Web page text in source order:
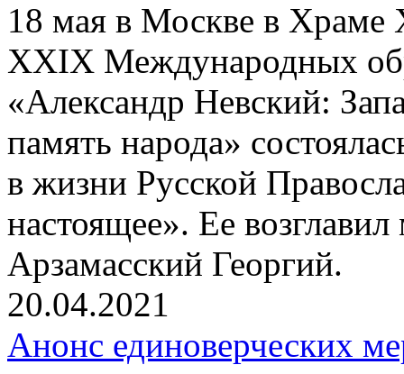
18 мая в Москве в Храме
ХХIХ Международных
«Александр Невский:
память народа»
в жизни Русской
настоящее». Ее
Арзамасский Георгий.
20.04.2021
Анонс единоверческих